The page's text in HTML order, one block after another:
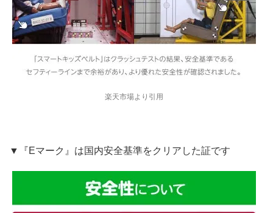
楽天市場より引用
▼『Eマーク』は国内安全基準をクリアした証です